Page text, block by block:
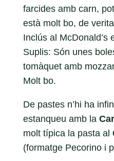
farcides amb carn,
està molt bo, de
Inclús al McDonald’s
Suplis: Són unes
tomàquet amb
Molt bo.
De pastes n’hi ha
estanqueu amb la
molt típica la pasta al
(formatge Pecorino i